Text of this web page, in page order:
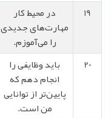
19
در محیط کار
مهارت‌های جدیدی
را می‌آموزم.
20
باید وظایفی را
انجام دهم که
پایین‌تر از توانایی
من است.